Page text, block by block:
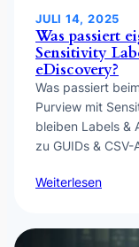
JULI 14, 2025
Was passiert
Sensitivity
eDiscovery?
Was passiert
Purview mit
bleiben Labels &
zu GUIDs & CSV-
Weiterlesen